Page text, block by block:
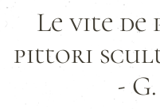
Le vite
pittori
-